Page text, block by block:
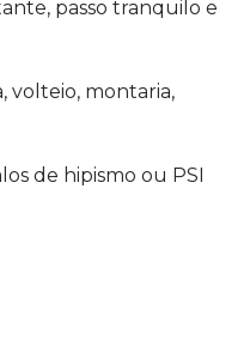
passo tranquilo e
volteio, montaria,
de hipismo ou PSI